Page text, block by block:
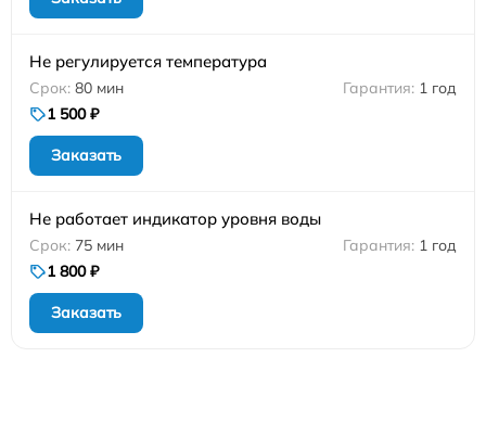
Не регулируется температура
80 мин
1 год
1 500 ₽
Заказать
Не работает индикатор уровня воды
75 мин
1 год
1 800 ₽
Заказать